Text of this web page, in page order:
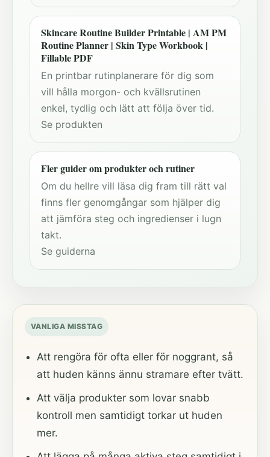
Skincare Routine Builder Printable | AM PM
Routine Planner | Skin Type Workbook |
Fillable PDF
En printbar rutinplanerare för dig som
vill hålla morgon- och kvällsrutinen
enkel, tydlig och lätt att följa över tid.
Se produkten
Fler guider om produkter och rutiner
Om du hellre vill läsa dig fram till rätt val
finns fler genomgångar som hjälper dig
att jämföra steg och ingredienser i lugn
takt.
Se guiderna
VANLIGA MISSTAG
Att rengöra för ofta eller för noggrant, så
att huden känns ännu stramare efter tvätt.
Att välja produkter som lovar snabb
kontroll men samtidigt torkar ut huden
mer.